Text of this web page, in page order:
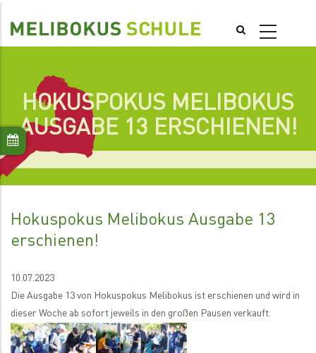
zum
HOKUSPOKUS MELIBOKUS
AUSGABE 13 ERSCHIENEN!
Hokuspokus Melibokus Ausgabe 13
erschienen!
10.07.2023
Die Ausgabe 13 von Hokuspokus Melibokus ist erschienen und wird in
dieser Woche ab sofort jeweils in den großen Pausen verkauft.